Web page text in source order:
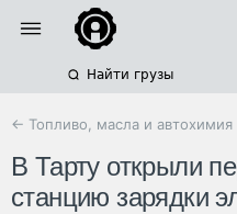
Найти грузы
← Топливо, масла и автохимия
В Тарту открыли
станцию зарядки